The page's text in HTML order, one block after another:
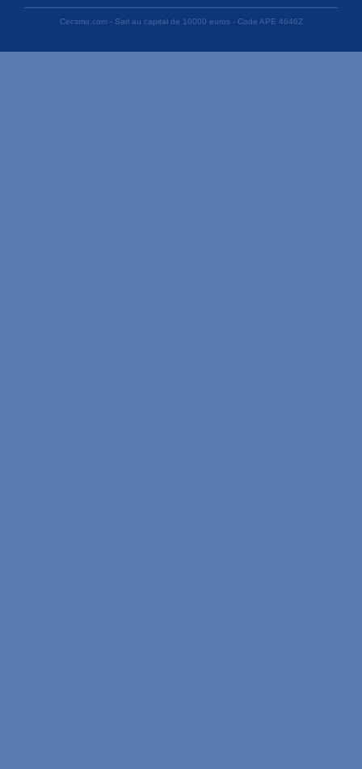
Cecsmo.com - Sarl au capital de 10000 euros - Code APE 4646Z